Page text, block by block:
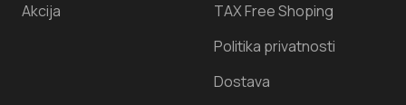
TAX Free Shoping
Politika privatnosti
Dostava
Akcija